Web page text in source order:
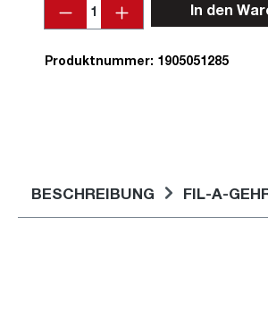
In den
Produktnummer: 1905051285
BESCHREIBUNG FIL-A-